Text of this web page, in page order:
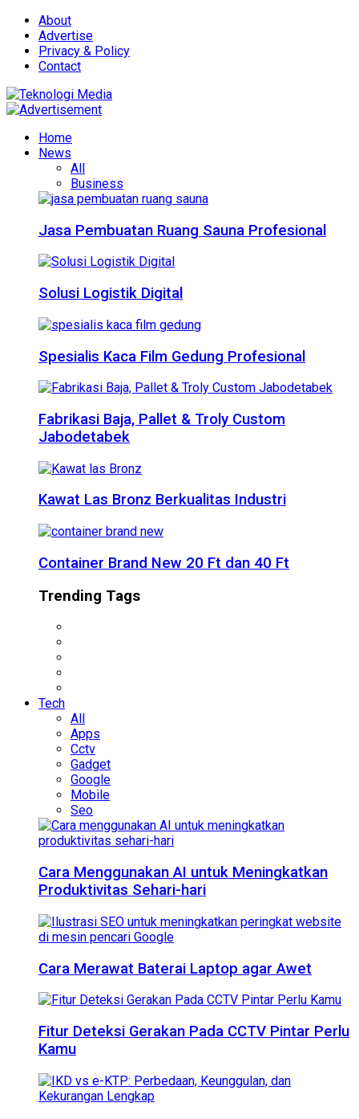
About
Advertise
Privacy & Policy
Contact
Home
News
All
Business
Jasa Pembuatan Ruang Sauna Profesional
Solusi Logistik Digital
Spesialis Kaca Film Gedung Profesional
Fabrikasi Baja, Pallet & Troly Custom
Jabodetabek
Kawat Las Bronz Berkualitas Industri
Container Brand New 20 Ft dan 40 Ft
Trending Tags
Tech
All
Apps
Cctv
Gadget
Google
Mobile
Seo
Cara Menggunakan AI untuk Meningkatkan
Produktivitas Sehari-hari
Cara Merawat Baterai Laptop agar Awet
Fitur Deteksi Gerakan Pada CCTV Pintar Perlu
Kamu